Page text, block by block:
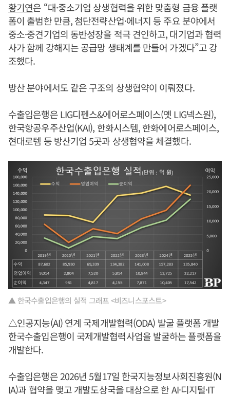
황기연은 “대·중소기업 상생협력을 위한 맞춤형 금융 플랫
폼이 출범한 만큼, 첨단전략산업·에너지 등 주요 분야에서
중소·중견기업의 동반성장을 적극 견인하고, 대기업과 협력
사가 함께 강해지는 공급망 생태계를 만들어 가겠다”고 강
조했다.
방산 분야에서도 같은 구조의 상생협약이 이뤄졌다.
수출입은행은 LIG디펜스&에어로스페이스(옛 LIG넥스원),
한국항공우주산업(KAI), 한화시스템, 한화에어로스페이스,
현대로템 등 방산기업 5곳과 상생협약을 체결했다.
▲ 한국수출입은행의 실적 그래프 <비즈니스포스트>
△인공지능(AI) 연계 국제개발협력(ODA) 발굴 플랫폼 개발
한국수출입은행이 국제개발협력사업을 발굴하는 플랫폼을
개발한다.
수출입은행은 2026년 5월17일 한국지능정보사회진흥원(N
IA)과 협약을 맺고 개발도상국을 대상으로 한 AI·디지털·IT